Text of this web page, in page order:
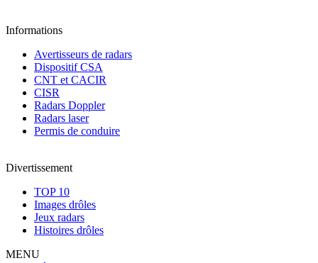
Informations
Avertisseurs de radars
Dispositif CSA
CNT et CACIR
CISR
Radars Doppler
Radars laser
Permis de conduire
Divertissement
TOP 10
Images drôles
Jeux radars
Histoires drôles
MENU